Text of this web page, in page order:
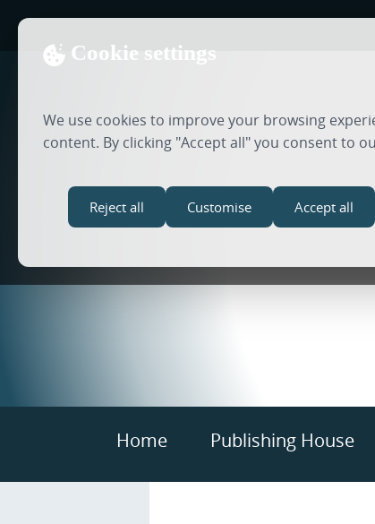
Cookie settings
We use cookies to improve your browsing
content. By clicking "Accept all" you consent to
Reject all Customise Accept all
Home Publishing House